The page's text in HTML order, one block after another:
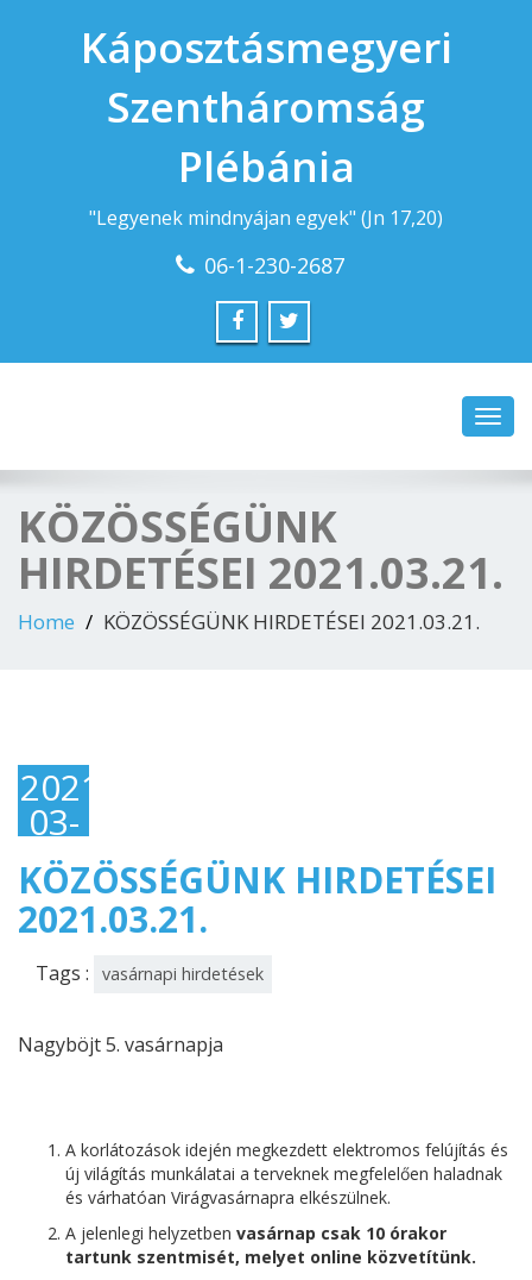
Káposztásmegyeri
Szentháromság
Plébánia
"Legyenek mindnyájan egyek" (Jn 17,20)
06-1-230-2687
KÖZÖSSÉGÜNK
HIRDETÉSEI 2021.03.21.
Home KÖZÖSSÉGÜNK HIRDETÉSEI 2021.03.21.
2021-
03-
21
KÖZÖSSÉGÜNK HIRDETÉSEI
2021.03.21.
Tags : vasárnapi hirdetések
Nagyböjt 5. vasárnapja
A korlátozások idején megkezdett elektromos felújítás és
új világítás munkálatai a terveknek megfelelően haladnak
és várhatóan Virágvasárnapra elkészülnek.
A jelenlegi helyzetben vasárnap csak 10 órakor
tartunk szentmisét, melyet online közvetítünk.